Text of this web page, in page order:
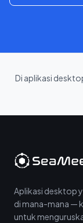
Di aplikasi
Aplikasi desktop
di mana-mana —
untuk